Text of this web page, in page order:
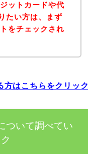
ットカードや代
たい方は、まず
をチェックされ
はこちらをクリック
ついて調べてい